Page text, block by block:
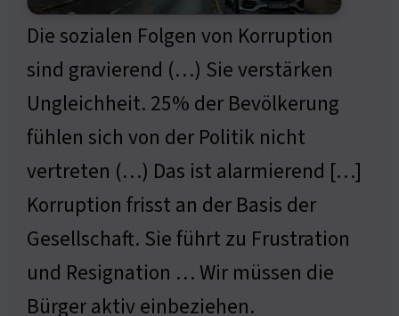
Die sozialen Folgen von Korruption
sind gravierend (…) Sie verstärken
Ungleichheit. 25% der Bevölkerung
fühlen sich von der Politik nicht
vertreten (…) Das ist alarmierend […]
Korruption frisst an der Basis der
Gesellschaft. Sie führt zu Frustration
und Resignation … Wir müssen die
Bürger aktiv einbeziehen.